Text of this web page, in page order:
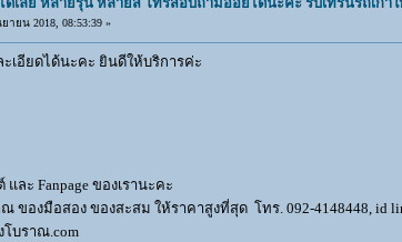
ายน 2018, 08:53:39 »
เอียดได้นะคะ ยินดีให้บริการค่ะ
ละ Fanpage ของเรานะคะ
ของมือสอง ของสะสม ให้ราคาสูงที่สุด โทร. 092-4148448, id
บราณ.com